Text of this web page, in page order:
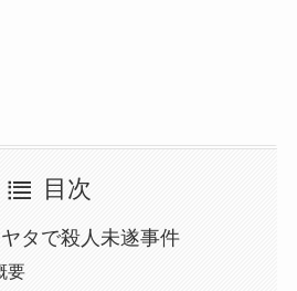
目次
タで殺人未遂事件
要